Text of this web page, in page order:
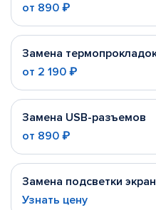
от 890 ₽
Замена
от 2 190 ₽
Замена USB-разъемов
от 890 ₽
Замена подсветки
Узнать цену